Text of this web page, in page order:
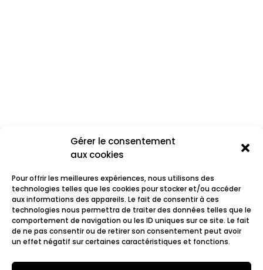
Gérer le consentement
aux cookies
Pour offrir les meilleures expériences, nous utilisons des
technologies telles que les cookies pour stocker et/ou accéder
aux informations des appareils. Le fait de consentir à ces
technologies nous permettra de traiter des données telles que le
comportement de navigation ou les ID uniques sur ce site. Le fait
de ne pas consentir ou de retirer son consentement peut avoir
un effet négatif sur certaines caractéristiques et fonctions.
Eleonora